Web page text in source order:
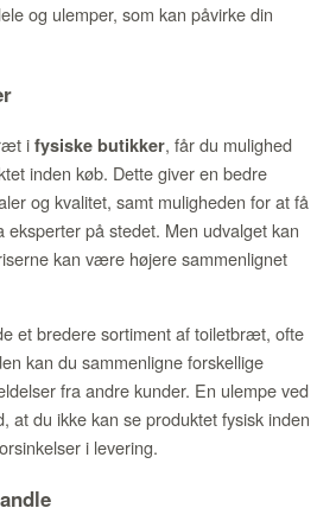
og ulemper, som kan påvirke din
i fysiske butikker, får du mulighed
inden køb. Dette giver en bedre
og kvalitet, samt muligheden for at få
eksperter på stedet. Men udvalget kan
kan være højere sammenlignet
et bredere sortiment af toiletbræt, ofte
kan du sammenligne forskellige
fra andre kunder. En ulempe ved
at du ikke kan se produktet fysisk inden
i levering.